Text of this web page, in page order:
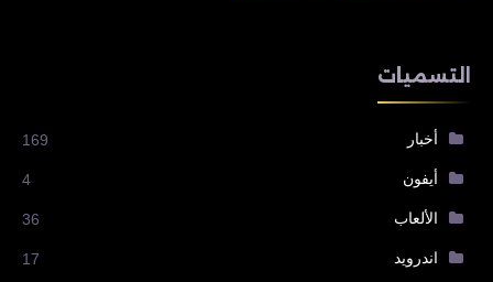
التسميات
أخبار 169
أيفون 4
الألعاب 36
اندرويد 17